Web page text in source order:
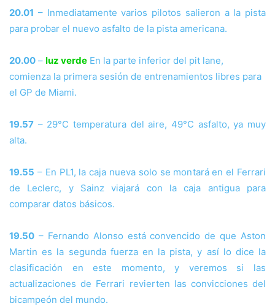
20.01 – Inmediatamente varios pilotos salieron a la pista
para probar el nuevo asfalto de la pista americana.
20.00 – luz verde En la parte inferior del pit lane,
comienza la primera sesión de entrenamientos libres para
el GP de Miami.
19.57 – 29°C temperatura del aire, 49°C asfalto, ya muy
alta.
19.55 – En PL1, la caja nueva solo se montará en el Ferrari
de Leclerc, y Sainz viajará con la caja antigua para
comparar datos básicos.
19.50 – Fernando Alonso está convencido de que Aston
Martin es la segunda fuerza en la pista, y así lo dice la
clasificación en este momento, y veremos si las
actualizaciones de Ferrari revierten las convicciones del
bicampeón del mundo.